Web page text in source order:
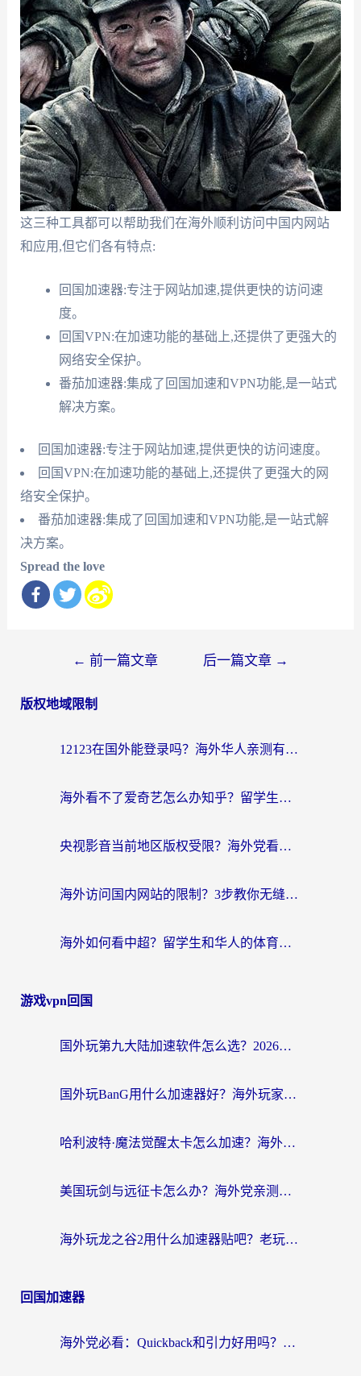
这三种工具都可以帮助我们在海外顺利访问中国内网站
和应用,但它们各有特点:
回国加速器:专注于网站加速,提供更快的访问速
度。
回国VPN:在加速功能的基础上,还提供了更强大的
网络安全保护。
番茄加速器:集成了回国加速和VPN功能,是一站式
解决方案。
回国加速器:专注于网站加速,提供更快的访问速度。
回国VPN:在加速功能的基础上,还提供了更强大的网
络安全保护。
番茄加速器:集成了回国加速和VPN功能,是一站式解
决方案。
Spread the love
导
← 前一篇文章 后一篇文章 →
版权地域限制
12123在国外能登录吗？海外华人亲测有效的回国加速器选择指南
海外看不了爱奇艺怎么办知乎？留学生亲测有效的回国加速方案
央视影音当前地区版权受限？海外党看国内剧、追电视台的终极解决方案
海外访问国内网站的限制？3步教你无缝解锁国内资源（附实测最优工具）
海外如何看中超？留学生和华人的体育赛事观看终极指南（附欧洲杯奥运会观看技巧）
游戏vpn回国
国外玩第九大陆加速软件怎么选？2026终极指南帮你告别延迟卡顿
国外玩BanG用什么加速器好？海外玩家亲测的国服游戏加速终极方案
哈利波特·魔法觉醒太卡怎么加速？海外党亲测有效的国服游戏加速指南
美国玩剑与远征卡怎么办？海外党亲测有效的国服游戏加速指南
海外玩龙之谷2用什么加速器贴吧？老玩家实测推荐，附新加坡猎魂觉醒国外剑与远征加速攻略
回国加速器
海外党必看：Quickback和引力好用吗？3分钟搞懂回国加速器怎么选